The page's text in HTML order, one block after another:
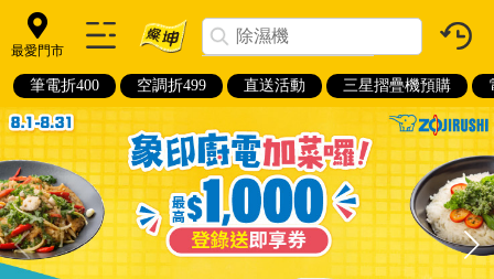
最愛門市
筆電折400 空調折499 直送活動 三星摺疊機預購